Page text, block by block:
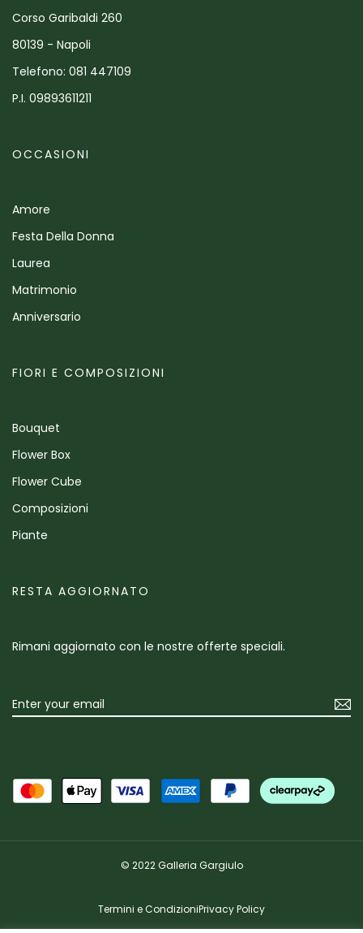
Corso Garibaldi 260
80139 - Napoli
Telefono: 081 447109
P.I. 09893611211
OCCASIONI
Amore
Festa Della Donna
Laurea
Matrimonio
Anniversario
FIORI E COMPOSIZIONI
Bouquet
Flower Box
Flower Cube
Composizioni
Piante
RESTA AGGIORNATO
Rimani aggiornato con le nostre offerte speciali.
© 2022 Galleria Gargiulo
Termini e CondizioniPrivacy Policy